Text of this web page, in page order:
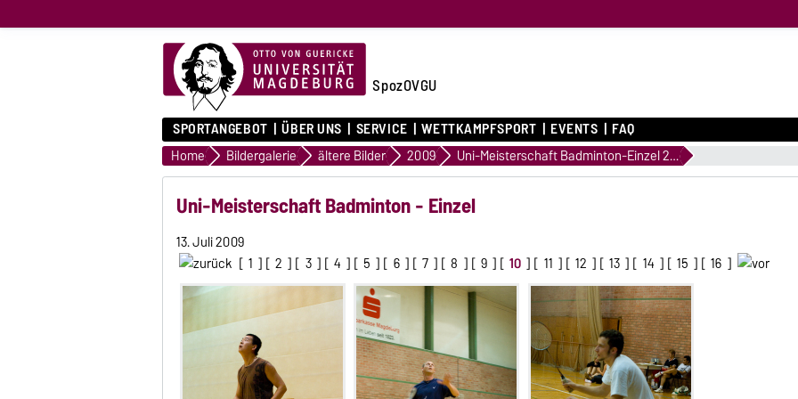
SpozOVGU
SPORTANGEBOT ÜBER UNS SERVICE WETTKAMPFSPORT EVENTS FAQ
Home Bildergalerie ältere Bilder 2009 Uni-Meisterschaft Badminton-Einzel 2009
Uni-Meisterschaft Badminton - Einzel
13. Juli 2009
[ 1 ] [ 2 ] [ 3 ] [ 4 ] [ 5 ] [ 6 ] [ 7 ] [ 8 ] [ 9 ] [ 10 ] [ 11 ] [ 12 ] [ 13 ] [ 14 ] [ 15 ] [ 16 ]